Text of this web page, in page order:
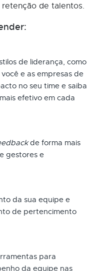
de talentos.
de liderança, como
e as empresas de
no seu time e saiba
efetivo em cada
de forma mais
gestores e
da sua equipe e
de pertencimento
para
da equipe nas